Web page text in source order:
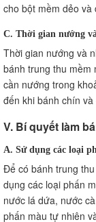
cho bột mềm dẻo và
C. Thời gian nướng
Thời gian nướng và
bánh trung thu mềm
cần nướng trong
đến khi bánh chín
V. Bí quyết làm
A. Sử dụng các loại
Để có bánh trung
dụng các loại phấn
nước lá dứa, nước
phấn màu tự nhiên